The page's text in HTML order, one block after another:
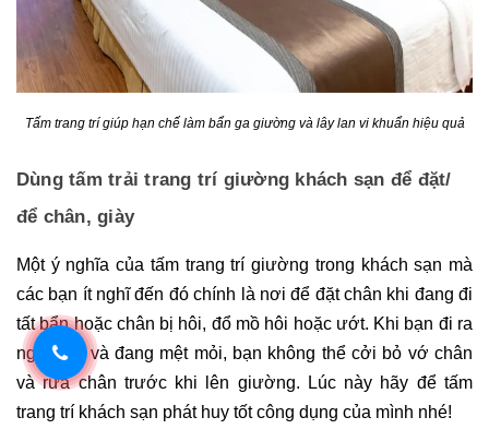
Tấm trang trí giúp hạn chế làm bẩn ga giường và lây lan vi khuẩn hiệu quả
Dùng tấm trải trang trí giường khách sạn để đặt/
để chân, giày
Một ý nghĩa của tấm trang trí giường trong khách sạn mà
các bạn ít nghĩ đến đó chính là nơi để đặt chân khi đang đi
tất bẩn hoặc chân bị hôi, đổ mồ hôi hoặc ướt. Khi bạn đi ra
ngoài về và đang mệt mỏi, bạn không thể cởi bỏ vớ chân
và rửa chân trước khi lên giường. Lúc này hãy để tấm
trang trí khách sạn phát huy tốt công dụng của mình nhé!